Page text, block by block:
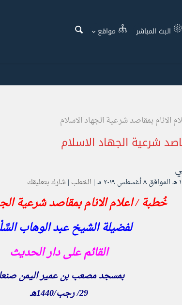
البث المباشر مواقع
الانام بمقاصد شرعية الجهاد الاسلام
شرعية الجهاد الاسلام
الخطب | شارك بتعليقك
خُطبة / اعلام الانام بمقاصد شرعية
لفضيلة الشيخ عبد الوهاب
القائم على دار الحديث
بمسجد مصعب بن عمير اليمن
29/ رجب/1440هـ